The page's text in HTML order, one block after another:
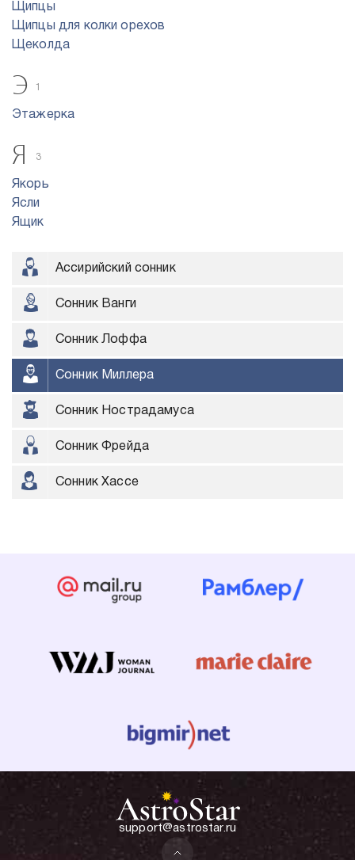
Щипцы
Щипцы для колки орехов
Щеколда
Э 1
Этажерка
Я 3
Якорь
Ясли
Ящик
Ассирийский сонник
Сонник Ванги
Сонник Лоффа
Сонник Миллера
Сонник Нострадамуса
Сонник Фрейда
Сонник Хассе
support@astrostar.ru